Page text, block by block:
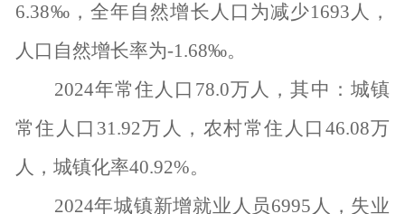
6.38‰，全年自然增长人口为减少1693 人，
人口自然增长率为-1.68‰。
2024年常住人口 78.0万人，其中：城镇
常住人口 31.92万人，农村常住人口 46.08万
人，城镇化率40.92%。
2024年城镇新增就业人员6995 人，失业